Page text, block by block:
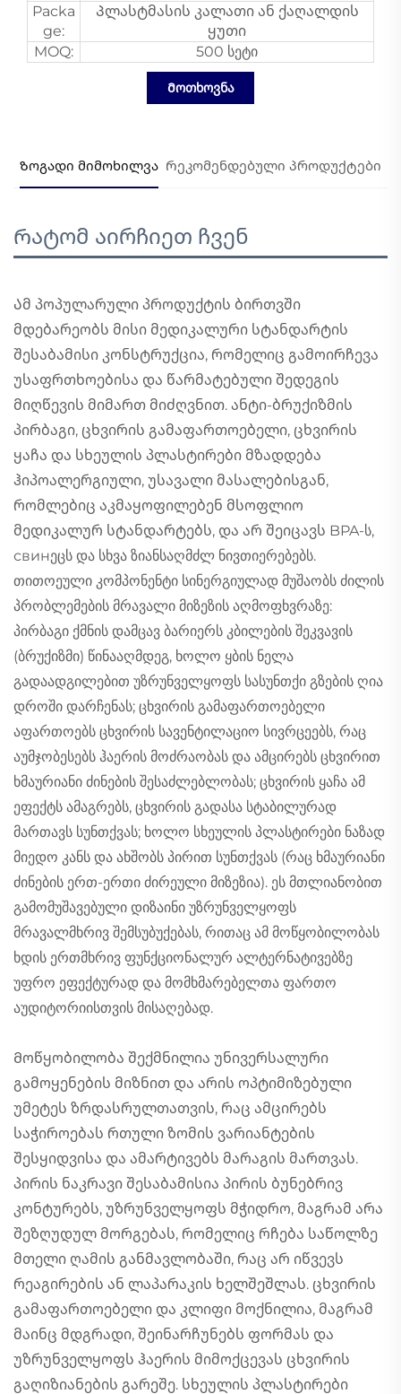
Packa
ge:
Პლასტმასის კალათი ან ქაღალდის
ყუთი
MOQ:
500 სეტი
Მოთხოვნა
Ზოგადი მიმოხილვა Რეკომენდებული პროდუქტები
Რატომ აირჩიეთ ჩვენ
Ამ პოპულარული პროდუქტის ბირთვში
მდებარეობს მისი მედიკალური სტანდარტის
შესაბამისი კონსტრუქცია, რომელიც გამოირჩევა
უსაფრთხოებისა და წარმატებული შედეგის
მიღწევის მიმართ მიძღვნით. ანტი-ბრუქიზმის
პირბაგი, ცხვირის გამაფართოებელი, ცხვირის
ყაჩა და სხეულის პლასტირები მზადდება
ჰიპოალერგიული, უსავალი მასალებისგან,
რომლებიც აკმაყოფილებენ მსოფლიო
მედიკალურ სტანდარტებს, და არ შეიცავს BPA-ს,
свинეცს და სხვა ზიანსაღმძლ ნივთიერებებს.
თითოეული კომპონენტი სინერგიულად მუშაობს ძილის
პრობლემების მრავალი მიზეზის აღმოფხვრაზე:
პირბაგი ქმნის დამცავ ბარიერს კბილების შეკვავის
(ბრუქიზმი) წინააღმდეგ, ხოლო ყბის ნელა
გადაადგილებით უზრუნველყოფს სასუნთქი გზების ღია
დროში დარჩენას; ცხვირის გამაფართოებელი
აფართოებს ცხვირის სავენტილაციო სივრცეებს, რაც
აუმჯობესებს ჰაერის მოძრაობას და ამცირებს ცხვირით
ხმაურიანი ძინების შესაძლებლობას; ცხვირის ყაჩა ამ
ეფექტს ამაგრებს, ცხვირის გადასა სტაბილურად
მართავს სუნთქვას; ხოლო სხეულის პლასტირები ნაზად
მიედო კანს და ახშობს პირით სუნთქვას (რაც ხმაურიანი
ძინების ერთ-ერთი ძირეული მიზეზია). ეს მთლიანობით
გამომუშავებული დიზაინი უზრუნველყოფს
მრავალმხრივ შემსუბუქებას, რითაც ამ მოწყობილობას
ხდის ერთმხრივ ფუნქციონალურ ალტერნატივებზე
უფრო ეფექტურად და მომხმარებელთა ფართო
აუდიტორიისთვის მისაღებად.
Მოწყობილობა შექმნილია უნივერსალური
გამოყენების მიზნით და არის ოპტიმიზებული
უმეტეს ზრდასრულთათვის, რაც ამცირებს
საჭიროებას რთული ზომის ვარიანტების
შესყიდვისა და ამარტივებს მარაგის მართვას.
პირის ნაკრავი შესაბამისია პირის ბუნებრივ
კონტურებს, უზრუნველყოფს მჭიდრო, მაგრამ არა
შეზღუდულ მორგებას, რომელიც რჩება საწოლზე
მთელი ღამის განმავლობაში, რაც არ იწვევს
რეაგირების ან ლაპარაკის ხელშეშლას. ცხვირის
გამაფართოებელი და კლიფი მოქნილია, მაგრამ
მაინც მდგრადი, შეინარჩუნებს ფორმას და
უზრუნველყოფს ჰაერის მიმოქცევას ცხვირის
გაღიზიანების გარეშე. სხეულის პლასტირები